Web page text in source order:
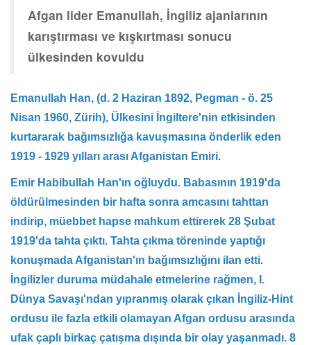
Afgan lider Emanullah, İngiliz ajanlarının
karıştırması ve kışkırtması sonucu
ülkesinden kovuldu
Emanullah Han, (d. 2 Haziran 1892, Pegman - ö. 25
Nisan 1960, Zürih), Ülkesini İngiltere'nin etkisinden
kurtararak bağımsızlığa kavuşmasına önderlik eden
1919 - 1929 yılları arası Afganistan Emiri.
Emir Habibullah Han'ın oğluydu. Babasının 1919'da
öldürülmesinden bir hafta sonra amcasını tahttan
indirip, müebbet hapse mahkum ettirerek 28 Şubat
1919'da tahta çıktı. Tahta çıkma töreninde yaptığı
konuşmada Afganistan'ın bağımsızlığını ilan etti.
İngilizler duruma müdahale etmelerine rağmen, I.
Dünya Savaşı'ndan yıpranmış olarak çıkan İngiliz-Hint
ordusu ile fazla etkili olamayan Afgan ordusu arasında
ufak çaplı birkaç çatışma dışında bir olay yaşanmadı. 8